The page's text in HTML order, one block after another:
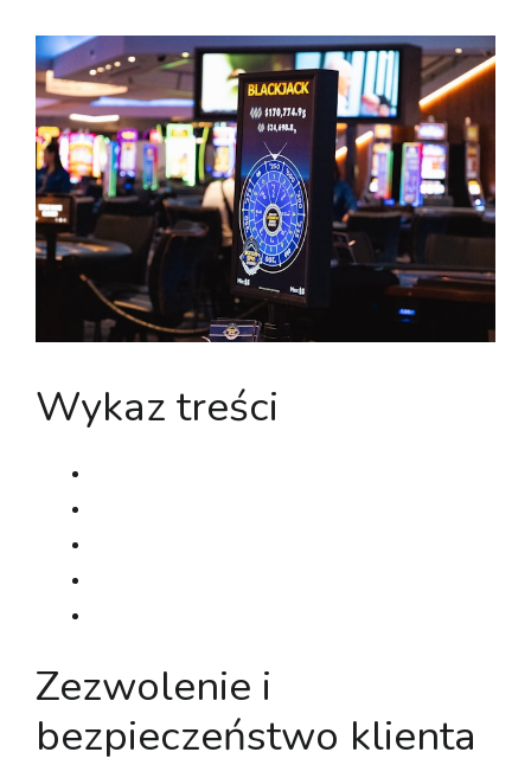
Wykaz treści
Zezwolenie i
bezpieczeństwo klienta